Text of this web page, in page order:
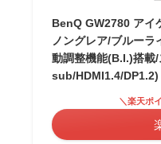
BenQ GW2780 アイ
ノングレア/ブルーラ
動調整機能(B.I.)搭載
sub/HDMI1.4/DP1.2)
＼楽天ポ